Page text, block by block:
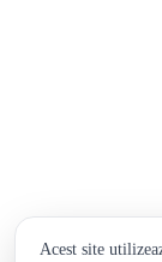
Acest site